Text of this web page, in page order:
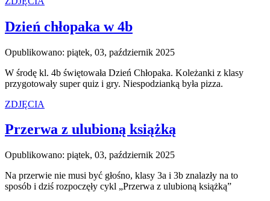
Dzień chłopaka w 4b
Opublikowano: piątek, 03, październik 2025
W środę kl. 4b świętowała Dzień Chłopaka. Koleżanki z klasy
przygotowały super quiz i gry. Niespodzianką była pizza.
ZDJĘCIA
Przerwa z ulubioną książką
Opublikowano: piątek, 03, październik 2025
Na przerwie nie musi być głośno, klasy 3a i 3b znalazły na to
sposób i dziś rozpoczęły cykl „Przerwa z ulubioną książką”